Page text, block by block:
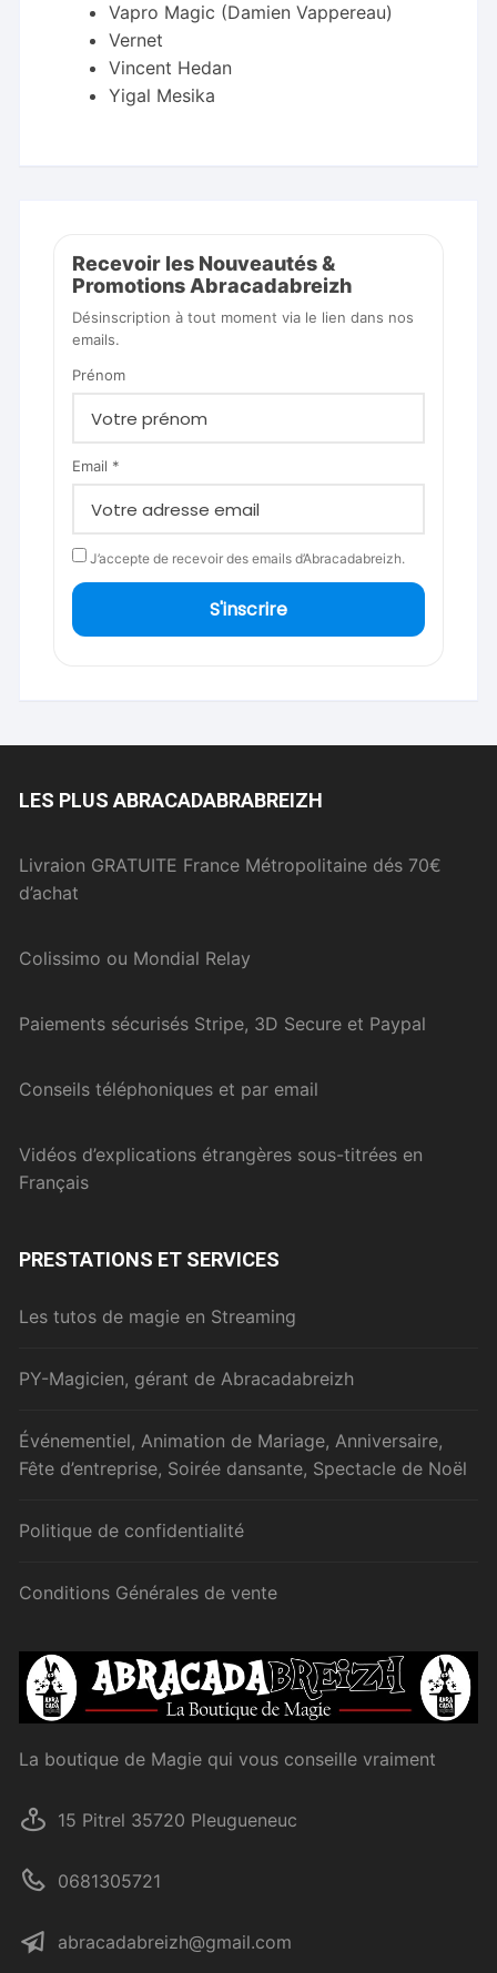
Vapro Magic (Damien Vappereau)
Vernet
Vincent Hedan
Yigal Mesika
Recevoir les Nouveautés &
Promotions Abracadabreizh
Désinscription à tout moment via le lien dans nos
emails.
Prénom
Email *
J’accepte de recevoir des emails d’Abracadabreizh.
S'inscrire
LES PLUS ABRACADABRABREIZH
Livraion GRATUITE France Métropolitaine dés 70€
d’achat
Colissimo ou Mondial Relay
Paiements sécurisés Stripe, 3D Secure et Paypal
Conseils téléphoniques et par email
Vidéos d’explications étrangères sous-titrées en
Français
PRESTATIONS ET SERVICES
Les tutos de magie en Streaming
PY-Magicien, gérant de Abracadabreizh
Événementiel, Animation de Mariage, Anniversaire,
Fête d’entreprise, Soirée dansante, Spectacle de Noël
Politique de confidentialité
Conditions Générales de vente
La boutique de Magie qui vous conseille vraiment
15 Pitrel 35720 Pleugueneuc
0681305721
abracadabreizh@gmail.com